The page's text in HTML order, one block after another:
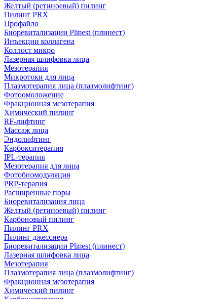
Желтый (ретиноевый) пилинг
Пилинг PRX
Профайло
Биоревитализации Plinest (плинест)
Инъекции коллагена
Коллост микро
Лазерная шлифовка лица
Мезотерапия
Микротоки для лица
Плазмотерапия лица (плазмолифтинг)
Фотоомоложение
Фракционная мезотерапия
Химический пилинг
RF-лифтинг
Массаж лица
Эндолифтинг
Карбокситерапия
IPL‑терапия
Мезотерапия для лица
Фотобиомодуляция
PRP-терапия
Расширенные поры
Биоревитализация лица
Желтый (ретиноевый) пилинг
Карбоновый пилинг
Пилинг PRX
Пилинг джесснера
Биоревитализации Plinest (плинест)
Лазерная шлифовка лица
Мезотерапия
Плазмотерапия лица (плазмолифтинг)
Фракционная мезотерапия
Химический пилинг